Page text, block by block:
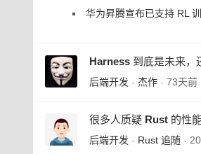
华为昇腾宣布已支持 RL 训
Harness 到底是未来
后端开发 · 杰作 · 73天前
很多人质疑 Rust 的性
后端开发 · Rust 追随 ·